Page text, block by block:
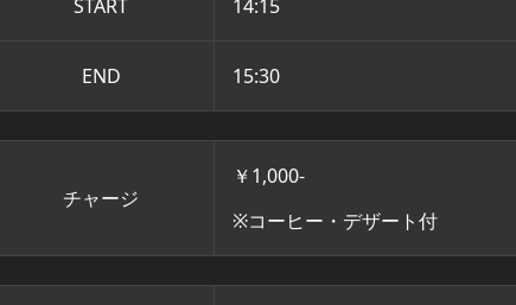
START 14:15
END 15:30
チャージ
￥1,000-
※コーヒー・デザート付